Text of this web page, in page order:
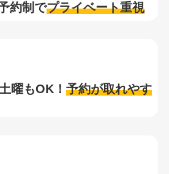
約制でプライベート重視
曜もOK！ 予約が取れやす